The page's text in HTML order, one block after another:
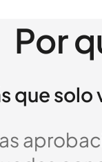
Por
que solo